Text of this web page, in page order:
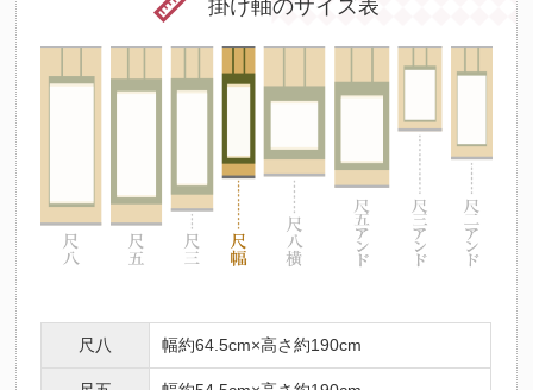
掛け軸のサイズ表
尺八 幅約64.5cm×高さ約190cm